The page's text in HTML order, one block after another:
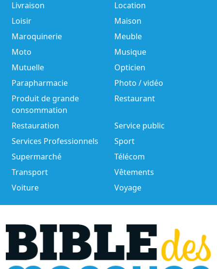
Livraison
Location
Loisir
Maison
Maroquinerie
Meuble
Moto
Musique
Mutuelle
Opticien
Parapharmacie
Photo / vidéo
Produit de grande
consommation
Restaurant
Restauration
Service public
Services Professionnels
Sport
Supermarché
Télécom
Transport
Vêtements
Voiture
Voyage